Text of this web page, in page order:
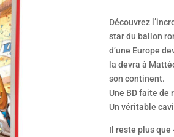
Découvrez
star du ballon
d’une Europe
la devra à
son continent.
Une BD faite de
Un véritable
Il reste plus que